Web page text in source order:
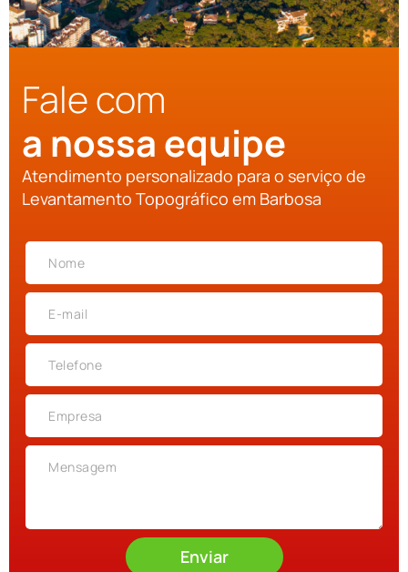
Fale com
a nossa equipe
Atendimento personalizado para o serviço de
Levantamento Topográfico em Barbosa
Enviar